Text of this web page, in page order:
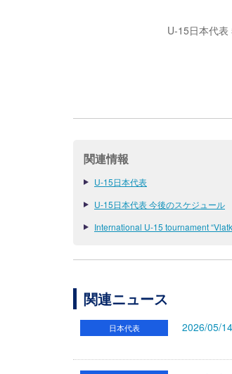
U-15日本代表
関連情報
U-15日本代表
U-15日本代表 今後のスケジュール
International U-15 tournament
関連ニュース
日本代表 2026/05/14